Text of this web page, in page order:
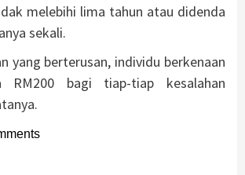
melebihi lima tahun atau didenda
sekali.
yang berterusan, individu berkenaan
RM200 bagi tiap-tiap kesalahan